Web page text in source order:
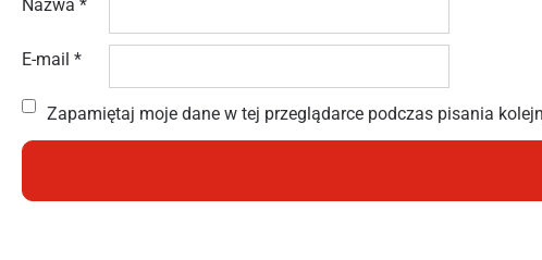
Nazwa *
E-mail *
Zapamiętaj moje dane w tej przeglądarce podczas pisania